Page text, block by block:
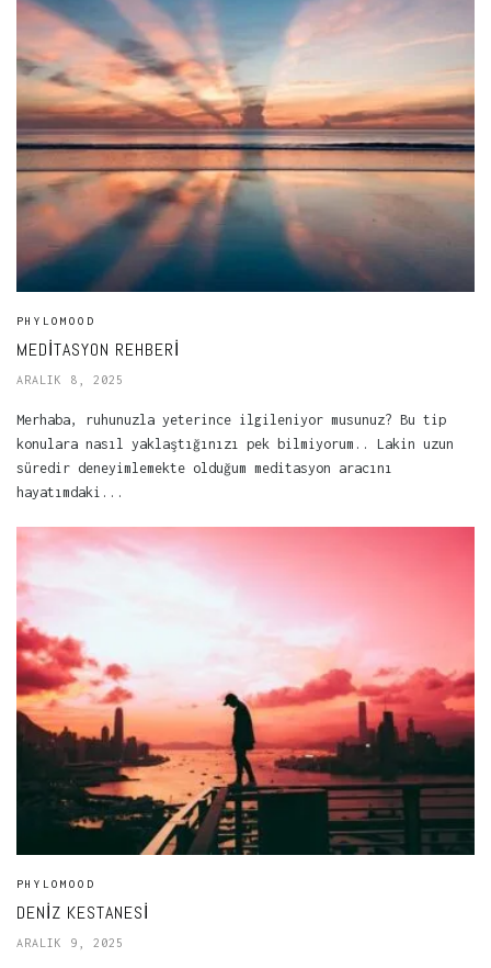
PHYLOMOOD
MEDITASYON REHBERI
ARALIK 8, 2025
Merhaba, ruhunuzla yeterince ilgileniyor musunuz? Bu tip
konulara nasıl yaklaştığınızı pek bilmiyorum.. Lakin uzun
süredir deneyimlemekte olduğum meditasyon aracını
hayatımdaki...
PHYLOMOOD
DENIZ KESTANESI
ARALIK 9, 2025